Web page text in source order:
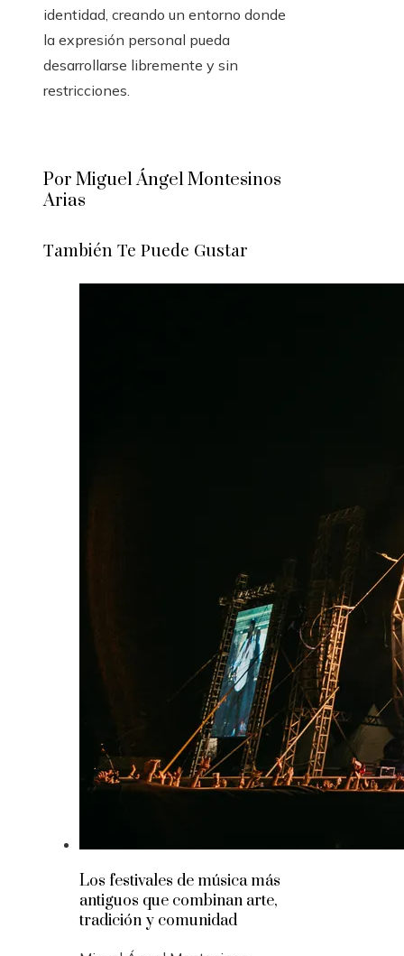
identidad, creando un entorno donde
la expresión personal pueda
desarrollarse libremente y sin
restricciones.
Por Miguel Ángel Montesinos
Arias
También Te Puede Gustar
Los festivales de música más
antiguos que combinan arte,
tradición y comunidad